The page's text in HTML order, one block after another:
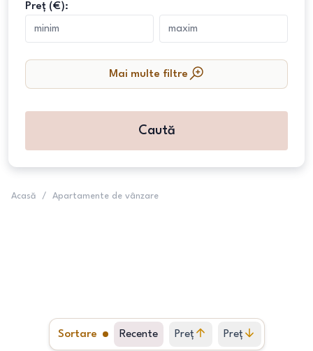
Preț (€):
Mai multe filtre
Caută
Acasă / Apartamente de vânzare
Sortare Recente Preț
crescător
Preț
descrescător